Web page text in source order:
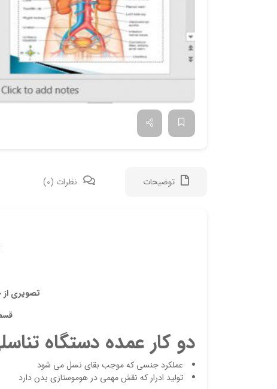
توضیحات نظرات (0)
تصویری از
دو کار عمده دستگاه
عملکرد جنسی که موجب بقای نسل می شود
تولید ادرار که نقش مهمی در هوموستازی بدن دارد